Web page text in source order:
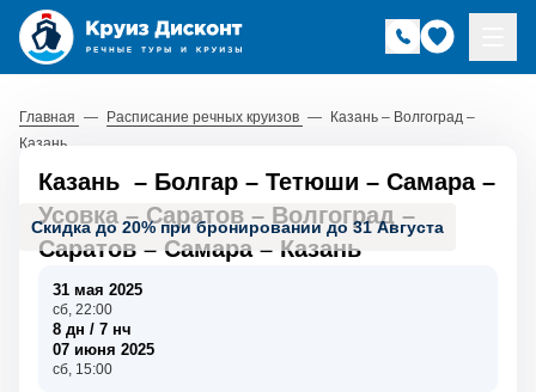
Главная — Расписание речных круизов — Казань – Волгоград –
Казань
Скидка до 20% при бронировании до 31 Августа
Казань – Болгар – Тетюши – Самара–
Усовка–Саратов – Волгоград –
Саратов – Самара– Казань
31 мая 2025
сб, 22:00
8 дн / 7 нч
07 июня 2025
сб, 15:00